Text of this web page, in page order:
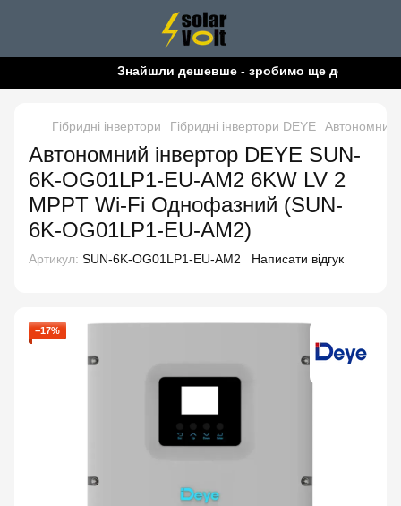
Знайшли дешевше - зробимо ще дешевше!
Гібридні інвертори Гібридні інвертори DEYE Автономний
Автономний інвертор DEYE SUN-
6K-OG01LP1-EU-AM2 6KW LV 2
MPPT Wi-Fi Однофазний (SUN-
6K-OG01LP1-EU-AM2)
Артикул: SUN-6K-OG01LP1-EU-AM2 Написати відгук
−17%